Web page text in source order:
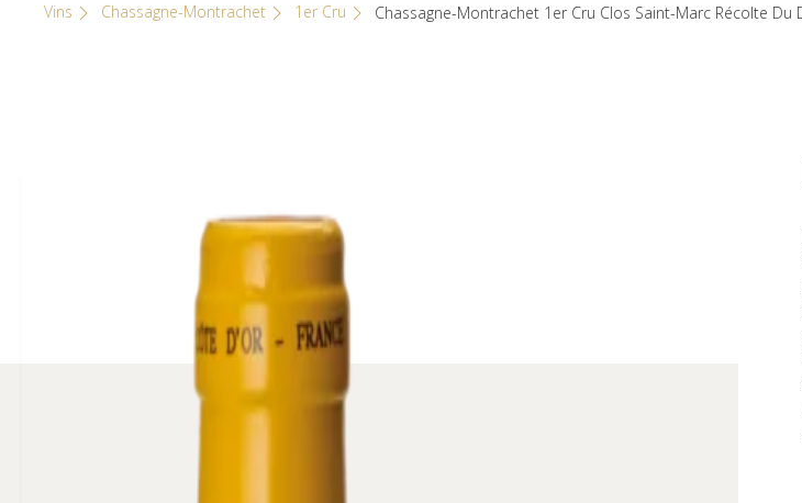
Vins Chassagne-Montrachet 1er Cru Chassagne-Montrachet 1er Cru Clos Saint-Marc Récolte Du